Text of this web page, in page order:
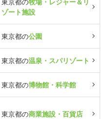
ゾート施設
東京都の公園
東京都の温泉・スパリゾート
東京都の博物館・科学館
東京都の商業施設・百貨店